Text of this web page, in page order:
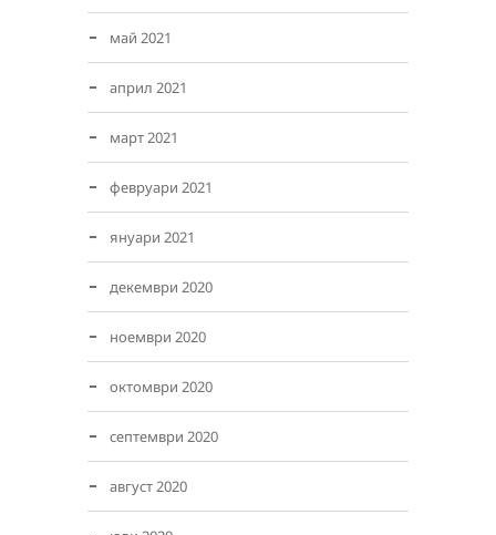
май 2021
април 2021
март 2021
февруари 2021
януари 2021
декември 2020
ноември 2020
октомври 2020
септември 2020
август 2020